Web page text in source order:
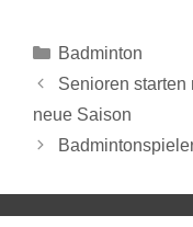
Badminton
Senioren
neue Saison